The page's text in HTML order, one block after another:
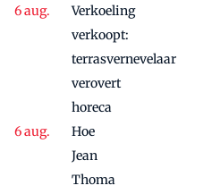
aanbieding'
vanwege
succes
maandje
Verkoeling
verkoopt:
terrasvernevelaar
verovert
horeca
Hoe
Jean
Thoma